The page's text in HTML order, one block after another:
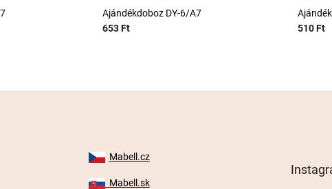
Ajándékdoboz DY-6/A7
653 Ft
510 Ft
Mabell.cz
Mabell.sk